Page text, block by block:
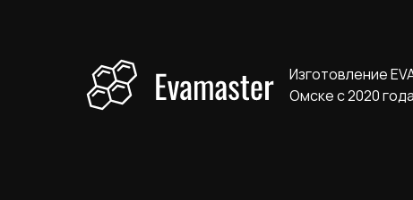
Изготовление
Омске с 2020 года